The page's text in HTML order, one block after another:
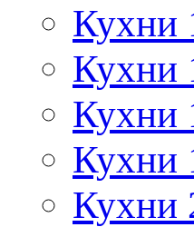
Кухни
Кухни
Кухни
Кухни
Кухни